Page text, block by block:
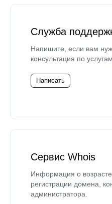
Служба
Напишите, если вам
консультация по услугам.
Написать
Сервис Whois
Информация о
регистрации домена,
администратора.